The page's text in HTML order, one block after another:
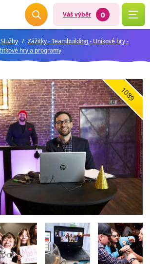
Váš výběr 0
Služby / Zážitky - Teambuilding - Unikové hry -
hry a programy
1089